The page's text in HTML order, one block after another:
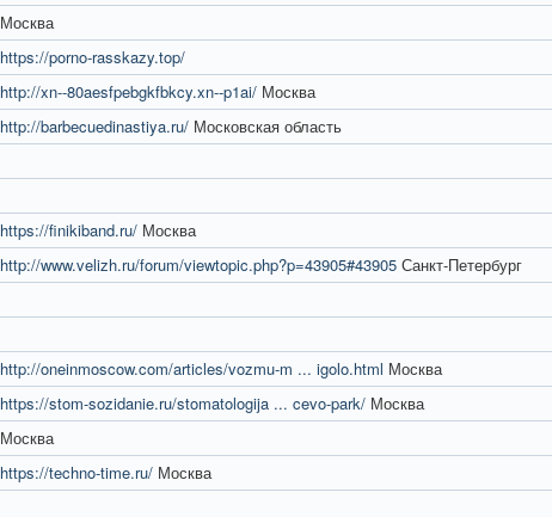
Москва
https://porno-rasskazy.top/
http://xn--80aesfpebgkfbkcy.xn--p1ai/ Москва
http://barbecuedinastiya.ru/ Московская область
https://finikiband.ru/ Москва
http://www.velizh.ru/forum/viewtopic.php?p=43905#43905 Санкт-Петербург
http://oneinmoscow.com/articles/vozmu-m ... igolo.html Москва
https://stom-sozidanie.ru/stomatologija ... cevo-park/ Москва
Москва
https://techno-time.ru/ Москва